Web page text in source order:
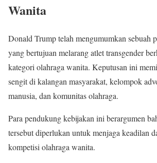
Wanita
Donald Trump telah mengumumkan sebuah
yang bertujuan melarang atlet transgender
kategori olahraga wanita. Keputusan ini
sengit di kalangan masyarakat, kelompok
manusia, dan komunitas olahraga.
Para pendukung kebijakan ini berargumen
tersebut diperlukan untuk menjaga keadilan
kompetisi olahraga wanita.